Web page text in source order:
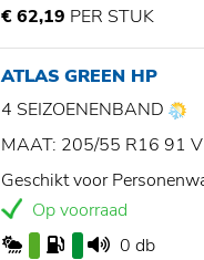
€ 62,19 PER STUK
ATLAS GREEN HP
4 SEIZOENENBAND
MAAT: 205/55 R16 91 V
Geschikt voor
Op voorraad
0 db